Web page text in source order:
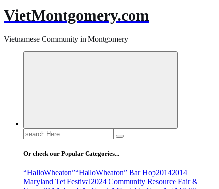
VietMontgomery.com
Vietnamese Community in Montgomery
Search
for:
Or check our Popular Categories...
“HalloWheaton”“HalloWheaton” Bar Hop20142014
Maryland Tet Festival2024 Community Resource Fair &